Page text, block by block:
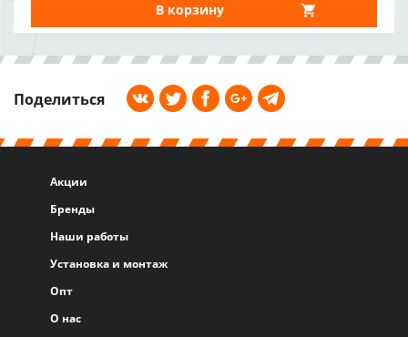
В корзину
Поделиться
Акции
Бренды
Наши работы
Установка и монтаж
Опт
О нас